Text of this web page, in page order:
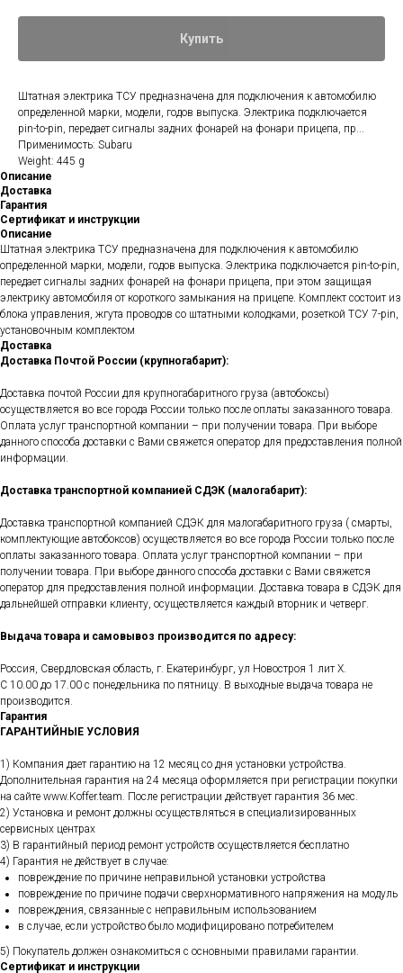
Купить
Штатная электрика ТСУ предназначена для подключения к автомобилю
определенной марки, модели, годов выпуска. Электрика подключается
pin-to-pin, передает сигналы задних фонарей на фонари прицепа, пр...
Применимость: Subaru
Weight: 445 g
Описание
Доставка
Гарантия
Сертификат и инструкции
Описание
Штатная электрика ТСУ предназначена для подключения к автомобилю
определенной марки, модели, годов выпуска. Электрика подключается pin-to-pin,
передает сигналы задних фонарей на фонари прицепа, при этом защищая
электрику автомобиля от короткого замыкания на прицепе. Комплект состоит из
блока управления, жгута проводов со штатными колодками, розеткой ТСУ 7-pin,
установочным комплектом
Доставка
Доставка Почтой России (крупногабарит):
Доставка почтой России для крупногабаритного груза (автобоксы)
осуществляется во все города России только после оплаты заказанного товара.
Оплата услуг транспортной компании – при получении товара. При выборе
данного способа доставки с Вами свяжется оператор для предоставления полной
информации.
Доставка транспортной компанией СДЭК (малогабарит):
Доставка транспортной компанией СДЭК для малогабаритного груза ( смарты,
комплектующие автобоксов) осуществляется во все города России только после
оплаты заказанного товара. Оплата услуг транспортной компании – при
получении товара. При выборе данного способа доставки с Вами свяжется
оператор для предоставления полной информации. Доставка товара в СДЭК для
дальнейшей отправки клиенту, осуществляется каждый вторник и четверг.
Выдача товара и самовывоз производится по адресу:
Россия, Свердловская область, г. Екатеринбург, ул Новостроя 1 лит Х.
С 10.00 до 17.00 с понедельника по пятницу. В выходные выдача товара не
производится.
Гарантия
ГАРАНТИЙНЫЕ УСЛОВИЯ
1) Компания дает гарантию на 12 месяц со дня установки устройства.
Дополнительная гарантия на 24 месяца оформляется при регистрации покупки
на сайте www.Koffer.team. После регистрации действует гарантия 36 мес.
2) Установка и ремонт должны осуществляться в специализированных
сервисных центрах
3) В гарантийный период ремонт устройств осуществляется бесплатно
4) Гарантия не действует в случае:
повреждение по причине неправильной установки устройства
повреждение по причине подачи сверхнормативного напряжения на модуль
повреждения, связанные с неправильным использованием
в случае, если устройство было модифицировано потребителем
5) Покупатель должен ознакомиться с основными правилами гарантии.
Сертификат и инструкции